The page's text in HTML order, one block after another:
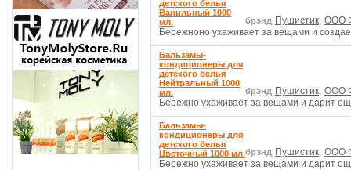
детского белья
Ванильный 1000
мл.
брэнд Пушистик, ООО
Бережноно ухаживает за вещами и
Бальзамы-
кондиционеры для
детского белья
Нейтральный 1000
мл.
брэнд Пушистик, ООО
Бережно ухаживает за вещами и дарит
Бальзамы-
кондиционеры для
детского белья
Цветочный 1000 мл.брэнд Пушистик, ООО
Бережно ухаживает за вещами и дарит